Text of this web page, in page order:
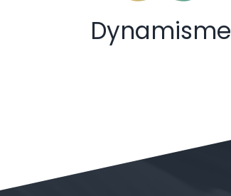
Dynamisme